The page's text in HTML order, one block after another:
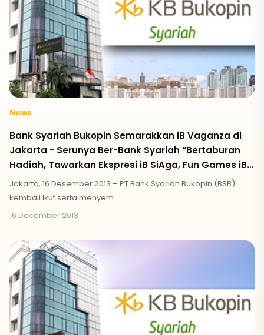
News
Bank Syariah Bukopin Semarakkan iB Vaganza di
Jakarta - Serunya Ber-Bank Syariah “Bertaburan
Hadiah, Tawarkan Ekspresi iB SiAga, Fun Games iB
SiAga, & Berkah iB SiAga Berhadiah”
Jakarta, 16 Desember 2013 – PT Bank Syariah Bukopin (BSB)
kembali ikut serta menyem
16 December 2013